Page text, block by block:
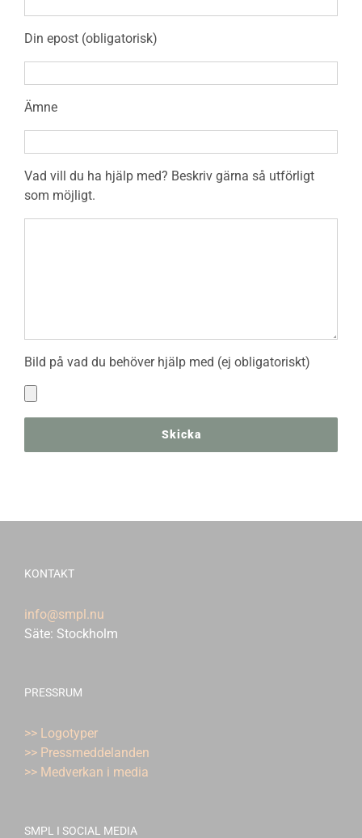
Din epost (obligatorisk)
Ämne
Vad vill du ha hjälp med? Beskriv gärna så utförligt
som möjligt.
Bild på vad du behöver hjälp med (ej obligatoriskt)
KONTAKT
info@smpl.nu
Säte: Stockholm
PRESSRUM
>> Logotyper
>> Pressmeddelanden
>> Medverkan i media
SMPL I SOCIAL MEDIA